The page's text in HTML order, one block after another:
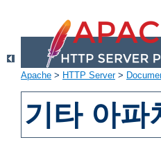
Apache > HTTP Server>
기타 아파